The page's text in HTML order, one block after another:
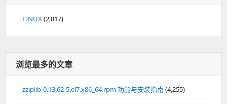
LINUX(2,817)
浏览最多的文章
zziplib-0.13.62-5.el7.x86_64.rpm 功能与安装指南(4,255)